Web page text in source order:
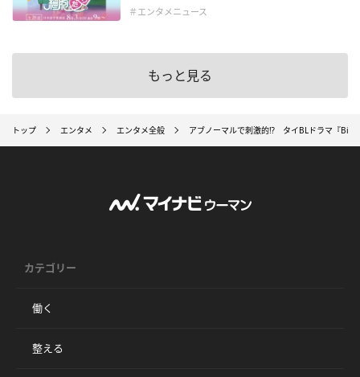
＃エンタメニュース
もっと見る
トップ エンタメ エンタメ全般 アブノーマルで刺激的⁉ タイBLドラマ『Big
カテゴリー
働く
整える